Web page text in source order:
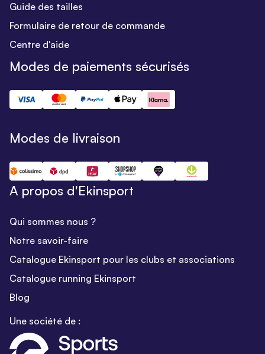
Guide des tailles
Formulaire de retour de commande
Centre d'aide
Modes de paiements sécurisés
Modes de livraison
A propos d'Ekinsport
Qui sommes nous ?
Notre savoir-faire
Catalogue Ekinsport pour les clubs et associations
Catalogue running Ekinsport
Blog
Une société de :